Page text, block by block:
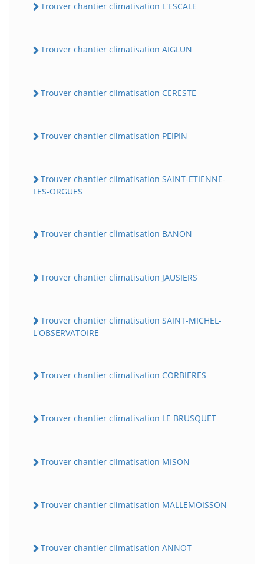
Trouver chantier climatisation L'ESCALE
Trouver chantier climatisation AIGLUN
Trouver chantier climatisation CERESTE
Trouver chantier climatisation PEIPIN
Trouver chantier climatisation SAINT-ETIENNE-
LES-ORGUES
Trouver chantier climatisation BANON
Trouver chantier climatisation JAUSIERS
Trouver chantier climatisation SAINT-MICHEL-
L'OBSERVATOIRE
Trouver chantier climatisation CORBIERES
Trouver chantier climatisation LE BRUSQUET
Trouver chantier climatisation MISON
Trouver chantier climatisation MALLEMOISSON
Trouver chantier climatisation ANNOT